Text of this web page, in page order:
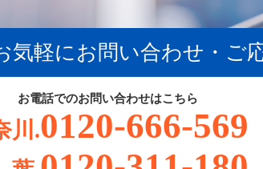
気軽にお問い合わせ・ご
お電話でのお問い合わせはこちら
川.0120-666-569